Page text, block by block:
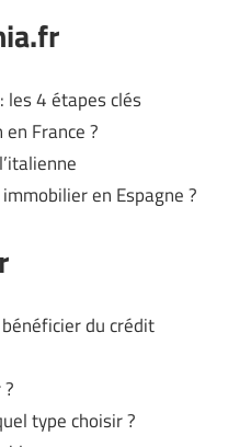
les 4 étapes clés
France ?
en Espagne ?
du crédit
type choisir ?